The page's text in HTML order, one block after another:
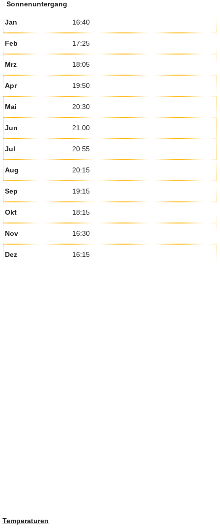
Sonnenuntergang
Jan 16:40
Feb 17:25
Mrz 18:05
Apr 19:50
Mai 20:30
Jun 21:00
Jul 20:55
Aug 20:15
Sep 19:15
Okt 18:15
Nov 16:30
Dez 16:15
Temperaturen